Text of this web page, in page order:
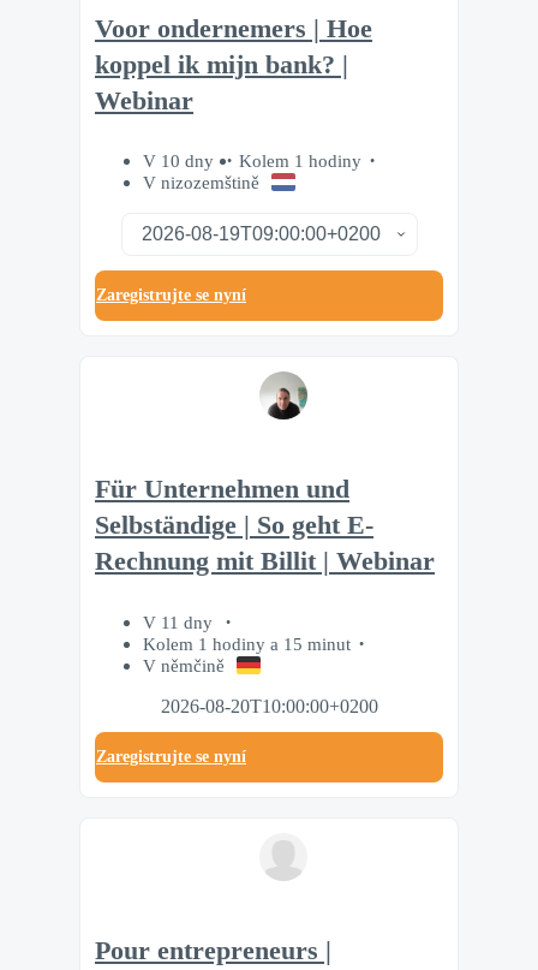
Voor ondernemers | Hoe
koppel ik mijn bank? |
Webinar
V 10 dny
Kolem 1 hodiny
V nizozemštině
Zaregistrujte se nyní
Für Unternehmen und
Selbständige | So geht E-
Rechnung mit Billit | Webinar
V 11 dny
Kolem 1 hodiny a 15 minut
V němčině
2026-08-20T10:00:00+0200
Zaregistrujte se nyní
Pour entrepreneurs |